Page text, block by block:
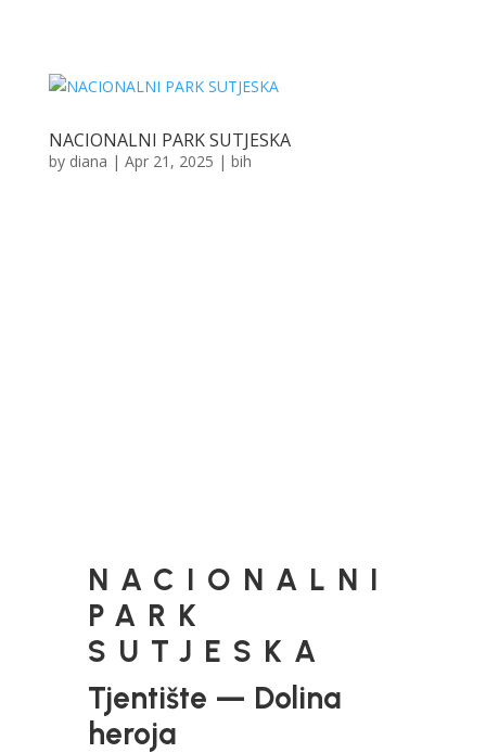
NACIONALNI PARK SUTJESKA
by diana | Apr 21, 2025 | bih
NACIONALNI
PARK
SUTJESKA
Tjentište — Dolina
heroja